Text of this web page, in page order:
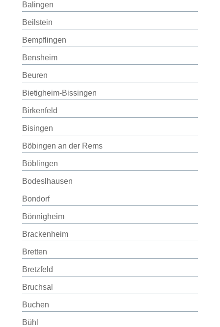
Balingen
Beilstein
Bempflingen
Bensheim
Beuren
Bietigheim-Bissingen
Birkenfeld
Bisingen
Böbingen an der Rems
Böblingen
Bodeslhausen
Bondorf
Bönnigheim
Brackenheim
Bretten
Bretzfeld
Bruchsal
Buchen
Bühl